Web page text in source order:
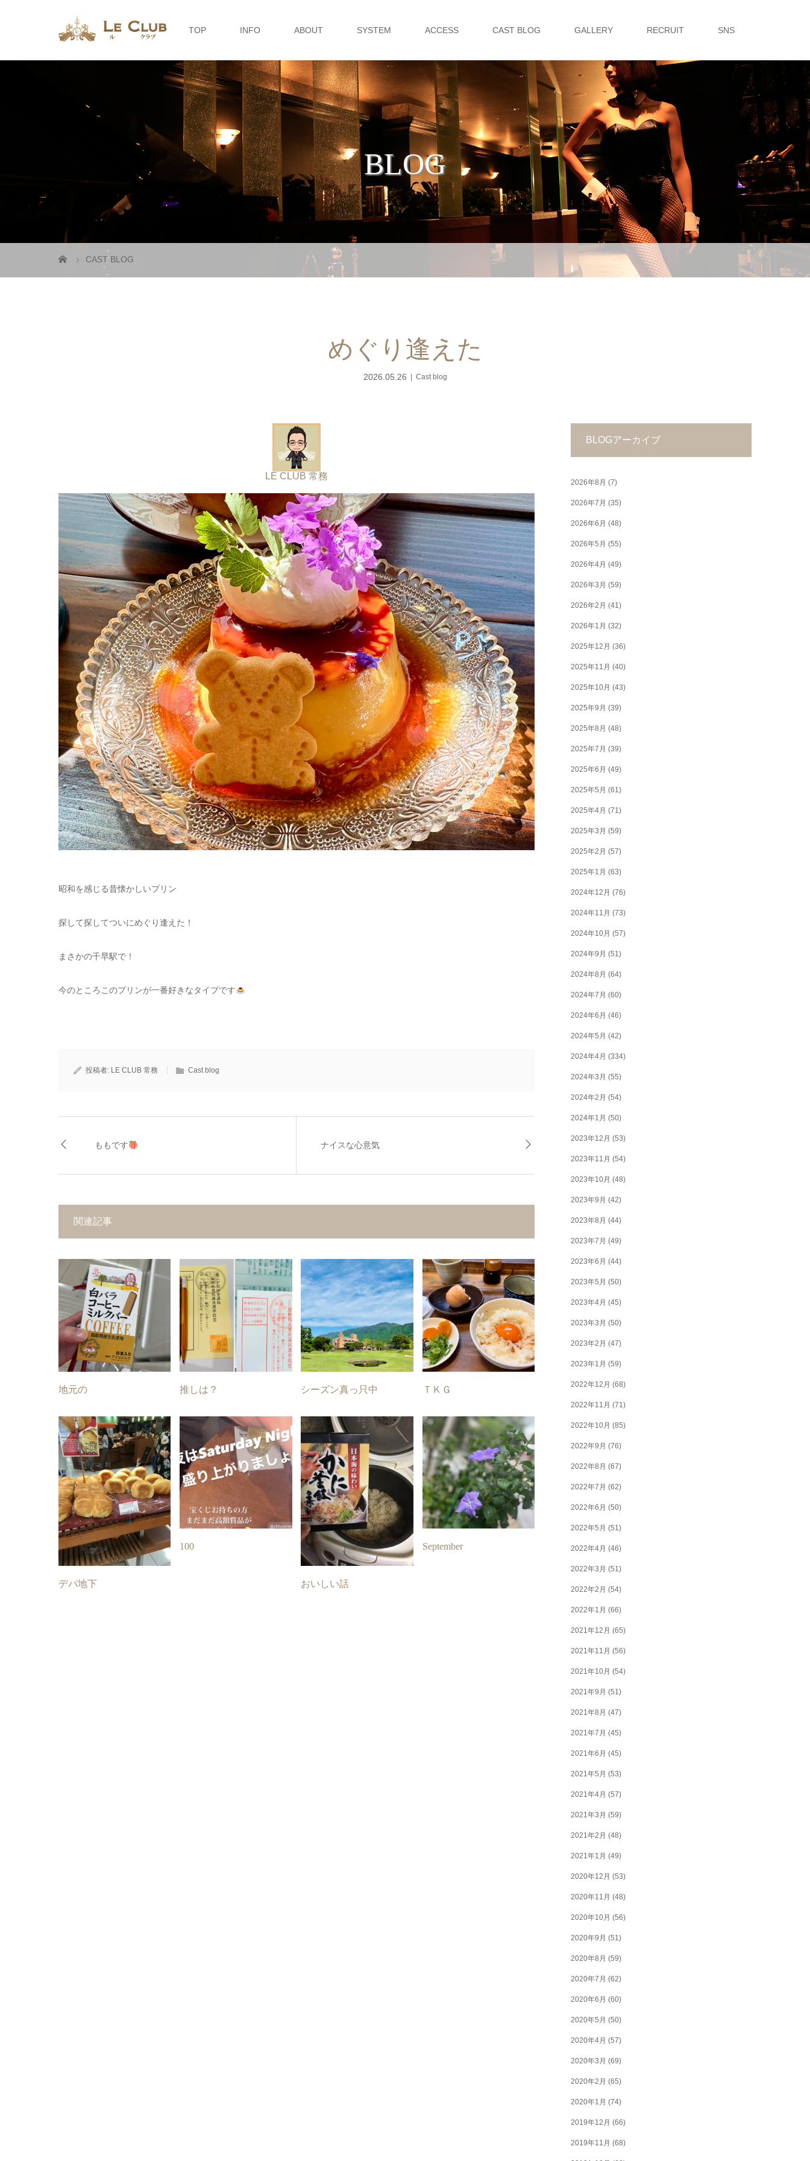
TOP INFO ABOUT SYSTEM ACCESS CAST BLOG GALLERY RECRUIT SNS
BLOG
CAST BLOG
めぐり逢えた
2026.05.26 Cast blog
LE CLUB 常務
昭和を感じる昔懐かしいプリン
探して探してついにめぐり逢えた！
まさかの千早駅で！
今のところこのプリンが一番好きなタイプです
投稿者: LE CLUB 常務 Cast blog
ももです ナイスな心意気
関連記事
地元の 推しは？ シーズン真っ只中 ＴＫＧ
デパ地下
100
おいしい話
September
BLOGアーカイブ
2026年8月 (7)
2026年7月 (35)
2026年6月 (48)
2026年5月 (55)
2026年4月 (49)
2026年3月 (59)
2026年2月 (41)
2026年1月 (32)
2025年12月 (36)
2025年11月 (40)
2025年10月 (43)
2025年9月 (39)
2025年8月 (48)
2025年7月 (39)
2025年6月 (49)
2025年5月 (61)
2025年4月 (71)
2025年3月 (59)
2025年2月 (57)
2025年1月 (63)
2024年12月 (76)
2024年11月 (73)
2024年10月 (57)
2024年9月 (51)
2024年8月 (64)
2024年7月 (60)
2024年6月 (46)
2024年5月 (42)
2024年4月 (334)
2024年3月 (55)
2024年2月 (54)
2024年1月 (50)
2023年12月 (53)
2023年11月 (54)
2023年10月 (48)
2023年9月 (42)
2023年8月 (44)
2023年7月 (49)
2023年6月 (44)
2023年5月 (50)
2023年4月 (45)
2023年3月 (50)
2023年2月 (47)
2023年1月 (59)
2022年12月 (68)
2022年11月 (71)
2022年10月 (85)
2022年9月 (76)
2022年8月 (67)
2022年7月 (62)
2022年6月 (50)
2022年5月 (51)
2022年4月 (46)
2022年3月 (51)
2022年2月 (54)
2022年1月 (66)
2021年12月 (65)
2021年11月 (56)
2021年10月 (54)
2021年9月 (51)
2021年8月 (47)
2021年7月 (45)
2021年6月 (45)
2021年5月 (53)
2021年4月 (57)
2021年3月 (59)
2021年2月 (48)
2021年1月 (49)
2020年12月 (53)
2020年11月 (48)
2020年10月 (56)
2020年9月 (51)
2020年8月 (59)
2020年7月 (62)
2020年6月 (60)
2020年5月 (50)
2020年4月 (57)
2020年3月 (69)
2020年2月 (65)
2020年1月 (74)
2019年12月 (66)
2019年11月 (68)